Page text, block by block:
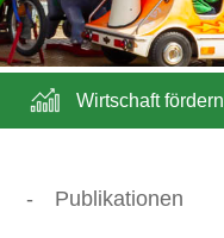
Wirtschaft fördern
- Publikationen